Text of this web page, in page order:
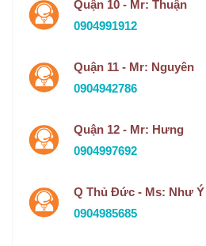
Quận 10 - Mr: Thuận
0904991912
Quận 11 - Mr: Nguyên
0904942786
Quận 12 - Mr: Hưng
0904997692
Q Thủ Đức - Ms: Như Ý
0904985685